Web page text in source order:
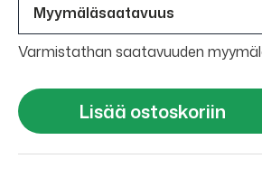
Myymäläsaatavuus
Varmistathan saatavuuden
Lisää ostoskoriin